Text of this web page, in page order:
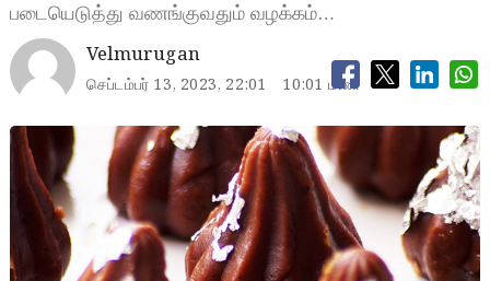
படையெடுத்து வணங்குவதும் வழக்கம்…
Velmurugan
செப்டம்பர் 13, 2023, 22:01 10:01 மணி